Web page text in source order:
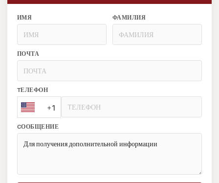
ИМЯ ФАМИЛИЯ
ПОЧТА
TЕЛЕФОН
+1
CООБЩЕНИЕ